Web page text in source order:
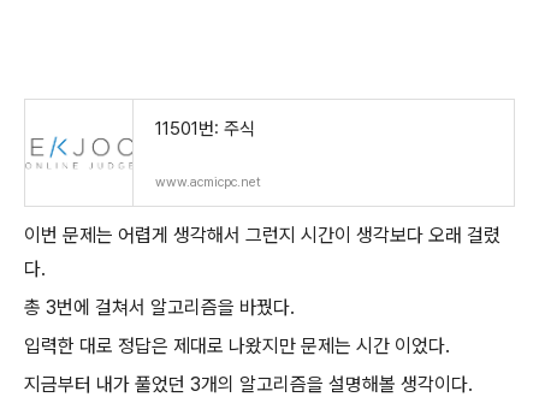
11501번: 주식
www.acmicpc.net
이번 문제는 어렵게 생각해서 그런지 시간이 생각보다 오래 걸렸
다.
총 3번에 걸쳐서 알고리즘을 바꿨다.
입력한 대로 정답은 제대로 나왔지만 문제는 시간 이었다.
지금부터 내가 풀었던 3개의 알고리즘을 설명해볼 생각이다.